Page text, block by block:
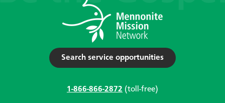
Search service opportunities
1-866-866-2872 (toll-free)